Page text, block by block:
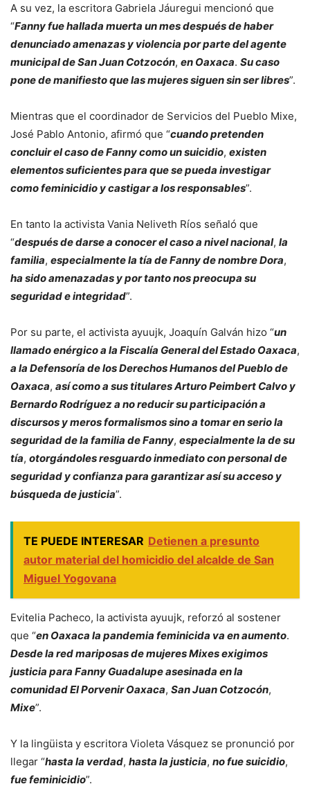
A su vez, la escritora Gabriela Jáuregui mencionó que
“Fanny fue hallada muerta un mes después de haber
denunciado amenazas y violencia por parte del agente
municipal de San Juan Cotzocón, en Oaxaca. Su caso
pone de manifiesto que las mujeres siguen sin ser libres”.
Mientras que el coordinador de Servicios del Pueblo Mixe,
José Pablo Antonio, afirmó que “cuando pretenden
concluir el caso de Fanny como un suicidio, existen
elementos suficientes para que se pueda investigar
como feminicidio y castigar a los responsables”.
En tanto la activista Vania Neliveth Ríos señaló que
“después de darse a conocer el caso a nivel nacional, la
familia, especialmente la tía de Fanny de nombre Dora,
ha sido amenazadas y por tanto nos preocupa su
seguridad e integridad”.
Por su parte, el activista ayuujk, Joaquín Galván hizo “un
llamado enérgico a la Fiscalía General del Estado Oaxaca,
a la Defensoría de los Derechos Humanos del Pueblo de
Oaxaca, así como a sus titulares Arturo Peimbert Calvo y
Bernardo Rodríguez a no reducir su participación a
discursos y meros formalismos sino a tomar en serio la
seguridad de la familia de Fanny, especialmente la de su
tía, otorgándoles resguardo inmediato con personal de
seguridad y confianza para garantizar así su acceso y
búsqueda de justicia”.
TE PUEDE INTERESAR Detienen a presunto
autor material del homicidio del alcalde de San
Miguel Yogovana
Evitelia Pacheco, la activista ayuujk, reforzó al sostener
que “en Oaxaca la pandemia feminicida va en aumento.
Desde la red mariposas de mujeres Mixes exigimos
justicia para Fanny Guadalupe asesinada en la
comunidad El Porvenir Oaxaca, San Juan Cotzocón,
Mixe”.
Y la lingüista y escritora Violeta Vásquez se pronunció por
llegar “hasta la verdad, hasta la justicia, no fue suicidio,
fue feminicidio”.